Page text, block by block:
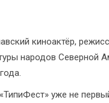
киноактёр,
народов Северной
уже не